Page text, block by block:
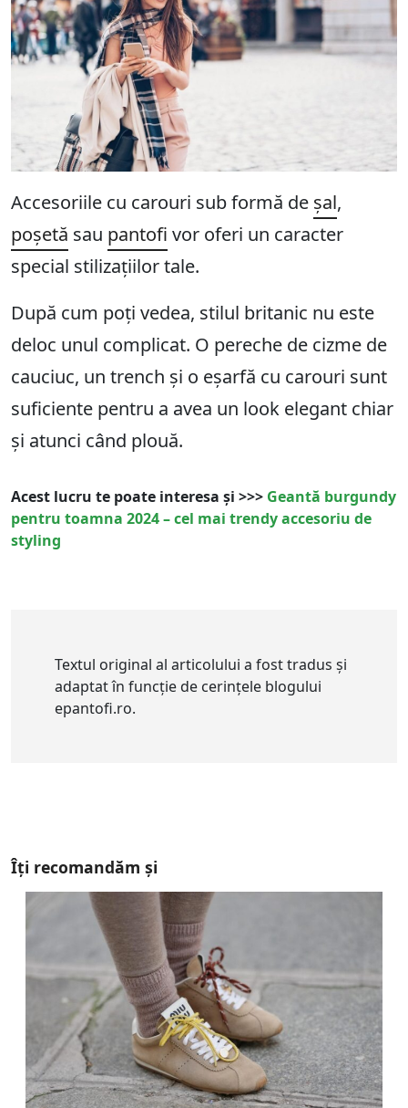
Accesoriile cu carouri sub formă de șal,
poșetă sau pantofi vor oferi un caracter
special stilizațiilor tale.
După cum poți vedea, stilul britanic nu este
deloc unul complicat. O pereche de cizme de
cauciuc, un trench și o eșarfă cu carouri sunt
suficiente pentru a avea un look elegant chiar
și atunci când plouă.
Acest lucru te poate interesa și >>> Geantă burgundy
pentru toamna 2024 – cel mai trendy accesoriu de
styling
Textul original al articolului a fost tradus și
adaptat în funcție de cerințele blogului
epantofi.ro.
Îți recomandăm și